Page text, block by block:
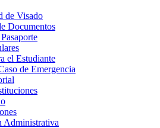
de Visado
Documentos
el Estudiante
de Emergencia
Administrativa